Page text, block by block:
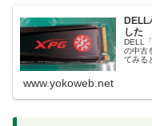
DELL
した
DELL
の中古
てみる
www.yokoweb.net